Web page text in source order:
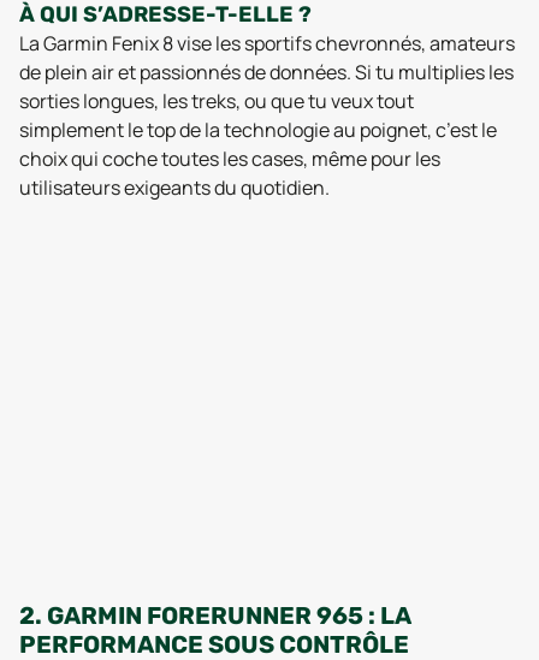
À QUI S’ADRESSE-T-ELLE ?
La Garmin Fenix 8 vise les sportifs chevronnés, amateurs
de plein air et passionnés de données. Si tu multiplies les
sorties longues, les treks, ou que tu veux tout
simplement le top de la technologie au poignet, c’est le
choix qui coche toutes les cases, même pour les
utilisateurs exigeants du quotidien.
2. GARMIN FORERUNNER 965 : LA
PERFORMANCE SOUS CONTRÔLE